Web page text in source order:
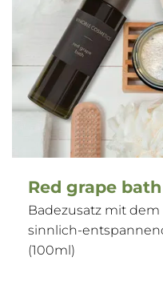
Red grape bath
Badezusatz mit
sinnlich-
(100ml)